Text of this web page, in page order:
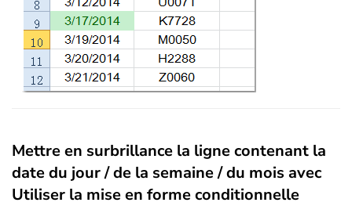
Mettre en surbrillance la ligne contenant la
date du jour / de la semaine / du mois avec
Utiliser la mise en forme conditionnelle